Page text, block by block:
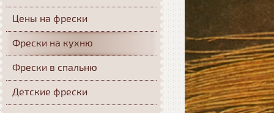
Цены на фрески
Фрески на кухню
Фрески в спальню
Детские фрески